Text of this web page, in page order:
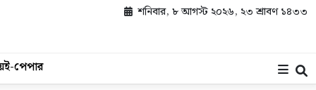
শনিবার, ৮ আগস্ট ২০২৬, ২৩ শ্রাবণ ১৪৩৩
ই-পেপার